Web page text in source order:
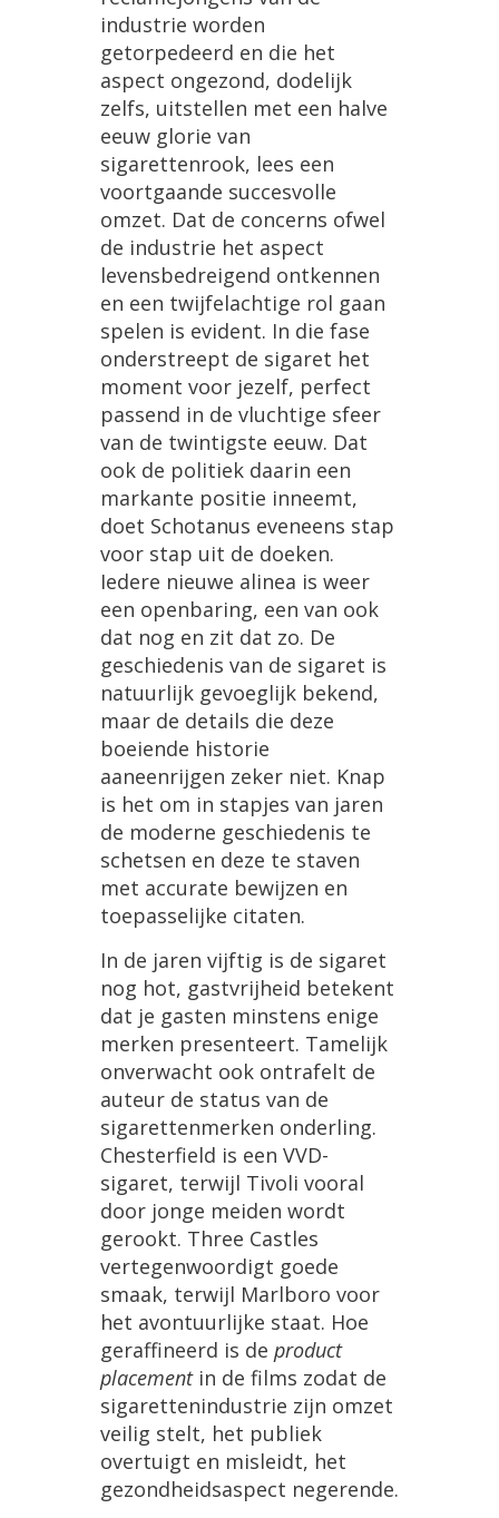
industrie worden
getorpedeerd en die het
aspect ongezond, dodelijk
zelfs, uitstellen met een halve
eeuw glorie van
sigarettenrook, lees een
voortgaande succesvolle
omzet. Dat de concerns ofwel
de industrie het aspect
levensbedreigend ontkennen
en een twijfelachtige rol gaan
spelen is evident. In die fase
onderstreept de sigaret het
moment voor jezelf, perfect
passend in de vluchtige sfeer
van de twintigste eeuw. Dat
ook de politiek daarin een
markante positie inneemt,
doet Schotanus eveneens stap
voor stap uit de doeken.
Iedere nieuwe alinea is weer
een openbaring, een van ook
dat nog en zit dat zo. De
geschiedenis van de sigaret is
natuurlijk gevoeglijk bekend,
maar de details die deze
boeiende historie
aaneenrijgen zeker niet. Knap
is het om in stapjes van jaren
de moderne geschiedenis te
schetsen en deze te staven
met accurate bewijzen en
toepasselijke citaten.
In de jaren vijftig is de sigaret
nog hot, gastvrijheid betekent
dat je gasten minstens enige
merken presenteert. Tamelijk
onverwacht ook ontrafelt de
auteur de status van de
sigarettenmerken onderling.
Chesterfield is een VVD-
sigaret, terwijl Tivoli vooral
door jonge meiden wordt
gerookt. Three Castles
vertegenwoordigt goede
smaak, terwijl Marlboro voor
het avontuurlijke staat. Hoe
geraffineerd is de product
placement in de films zodat de
sigarettenindustrie zijn omzet
veilig stelt, het publiek
overtuigt en misleidt, het
gezondheidsaspect negerende.